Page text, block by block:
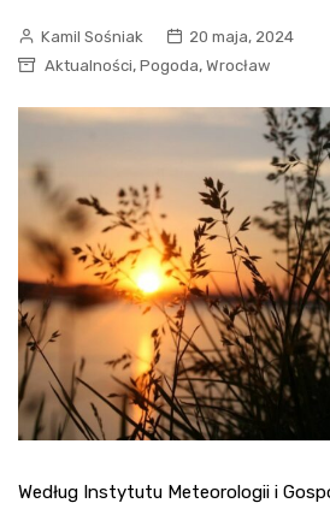
Kamil Sośniak
20 maja, 2024
Aktualności, Pogoda, Wrocław
Według Instytutu Meteorologii i